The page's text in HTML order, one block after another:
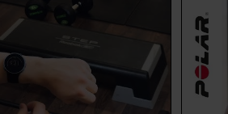
Suivi du sommeil
​La fonction Sleep Plus
vous indique le temps